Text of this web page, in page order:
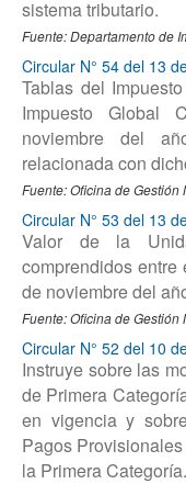
sistema tributario.
Fuente: Departamento de
Circular N° 54 del 13
Tablas del
Impuesto Global
noviembre del
relacionada con
Fuente: Oficina de Gestión
Circular N° 53 del 13
Valor de la
comprendidos
de noviembre del
Fuente: Oficina de Gestión
Circular N° 52 del 10
Instruye sobre las
de Primera
en vigencia y
Pagos
la Primera Categoría.